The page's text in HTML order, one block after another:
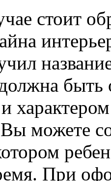
стоит
быть
можете
При